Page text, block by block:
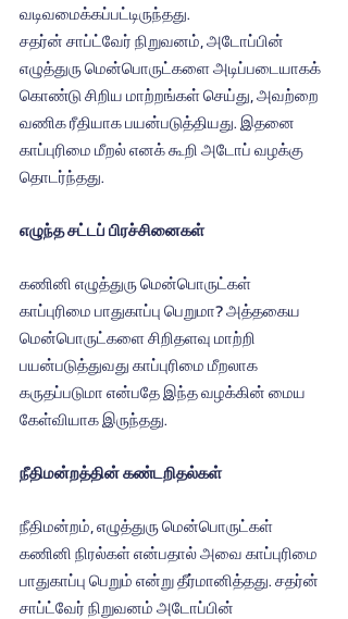
வடிவமைக்கப்பட்டிருந்தது.
சதர்ன் சாப்ட்வேர் நிறுவனம், அடோப்பின்
எழுத்துரு மென்பொருட்களை அடிப்படையாகக்
கொண்டு சிறிய மாற்றங்கள் செய்து, அவற்றை
வணிக ரீதியாக பயன்படுத்தியது. இதனை
காப்புரிமை மீறல் எனக் கூறி அடோப் வழக்கு
தொடர்ந்தது.
எழுந்த சட்டப் பிரச்சினைகள்
கணினி எழுத்துரு மென்பொருட்கள்
காப்புரிமை பாதுகாப்பு பெறுமா? அத்தகைய
மென்பொருட்களை சிறிதளவு மாற்றி
பயன்படுத்துவது காப்புரிமை மீறலாக
கருதப்படுமா என்பதே இந்த வழக்கின் மைய
கேள்வியாக இருந்தது.
நீதிமன்றத்தின் கண்டறிதல்கள்
நீதிமன்றம், எழுத்துரு மென்பொருட்கள்
கணினி நிரல்கள் என்பதால் அவை காப்புரிமை
பாதுகாப்பு பெறும் என்று தீர்மானித்தது. சதர்ன்
சாப்ட்வேர் நிறுவனம் அடோப்பின்